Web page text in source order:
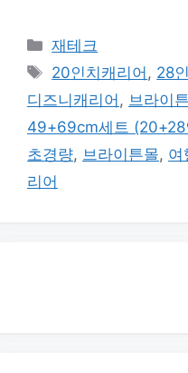
카
테
리
재테크
태
그
20인치캐리어 , 28
디즈니캐리어 , 브라이
49+69cm세트 (20+28
초경량, 브라이튼몰, 여
리어